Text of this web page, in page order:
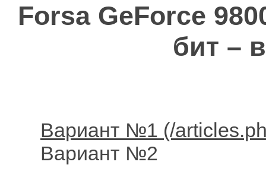
Forsa GeForce
бит –
Вариант №1
Вариант №2